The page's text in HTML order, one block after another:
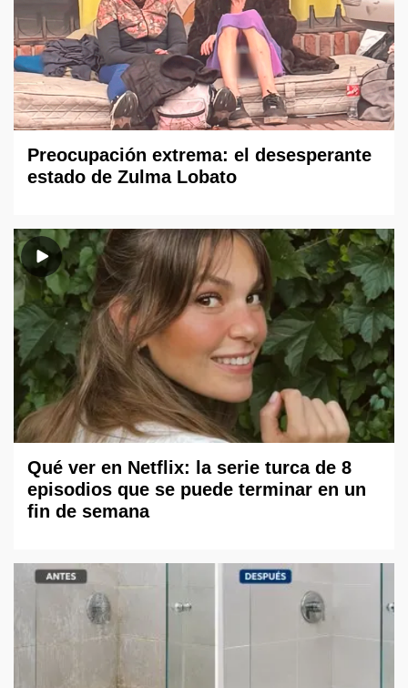
Preocupación extrema: el desesperante
estado de Zulma Lobato
Qué ver en Netflix: la serie turca de 8
episodios que se puede terminar en un
fin de semana